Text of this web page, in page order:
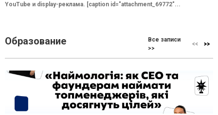
YouTube и display-реклама. [caption id="attachment_69772"...
Образование
Все записи
>>